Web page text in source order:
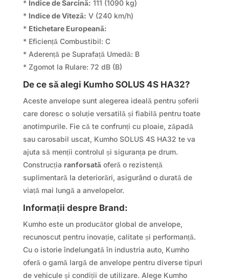
* Indice de Sarcină: 111 (1090 kg)
* Indice de Viteză: V (240 km/h)
* Etichetare Europeană:
* Eficiență Combustibil: C
* Aderență pe Suprafață Umedă: B
* Zgomot la Rulare: 72 dB (B)
De ce să alegi Kumho SOLUS 4S HA32?
Aceste anvelope sunt alegerea ideală pentru șoferii
care doresc o soluție versatilă și fiabilă pentru toate
anotimpurile. Fie că te confrunți cu ploaie, zăpadă
sau carosabil uscat, Kumho SOLUS 4S HA32 te va
ajuta să menții controlul și siguranța pe drum.
Construcția ranforsatăoferă o rezistență
suplimentară la deteriorări, asigurând o durată de
viață mai lungă a anvelopelor.
Informații despre Brand:
Kumho este un producător global de anvelope,
recunoscut pentru inovație, calitate și performanță.
Cu o istorie îndelungată în industria auto, Kumho
oferă o gamă largă de anvelope pentru diverse tipuri
de vehicule și condiții de utilizare. Alege Kumho